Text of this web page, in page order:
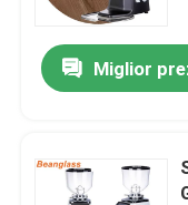
Miglior